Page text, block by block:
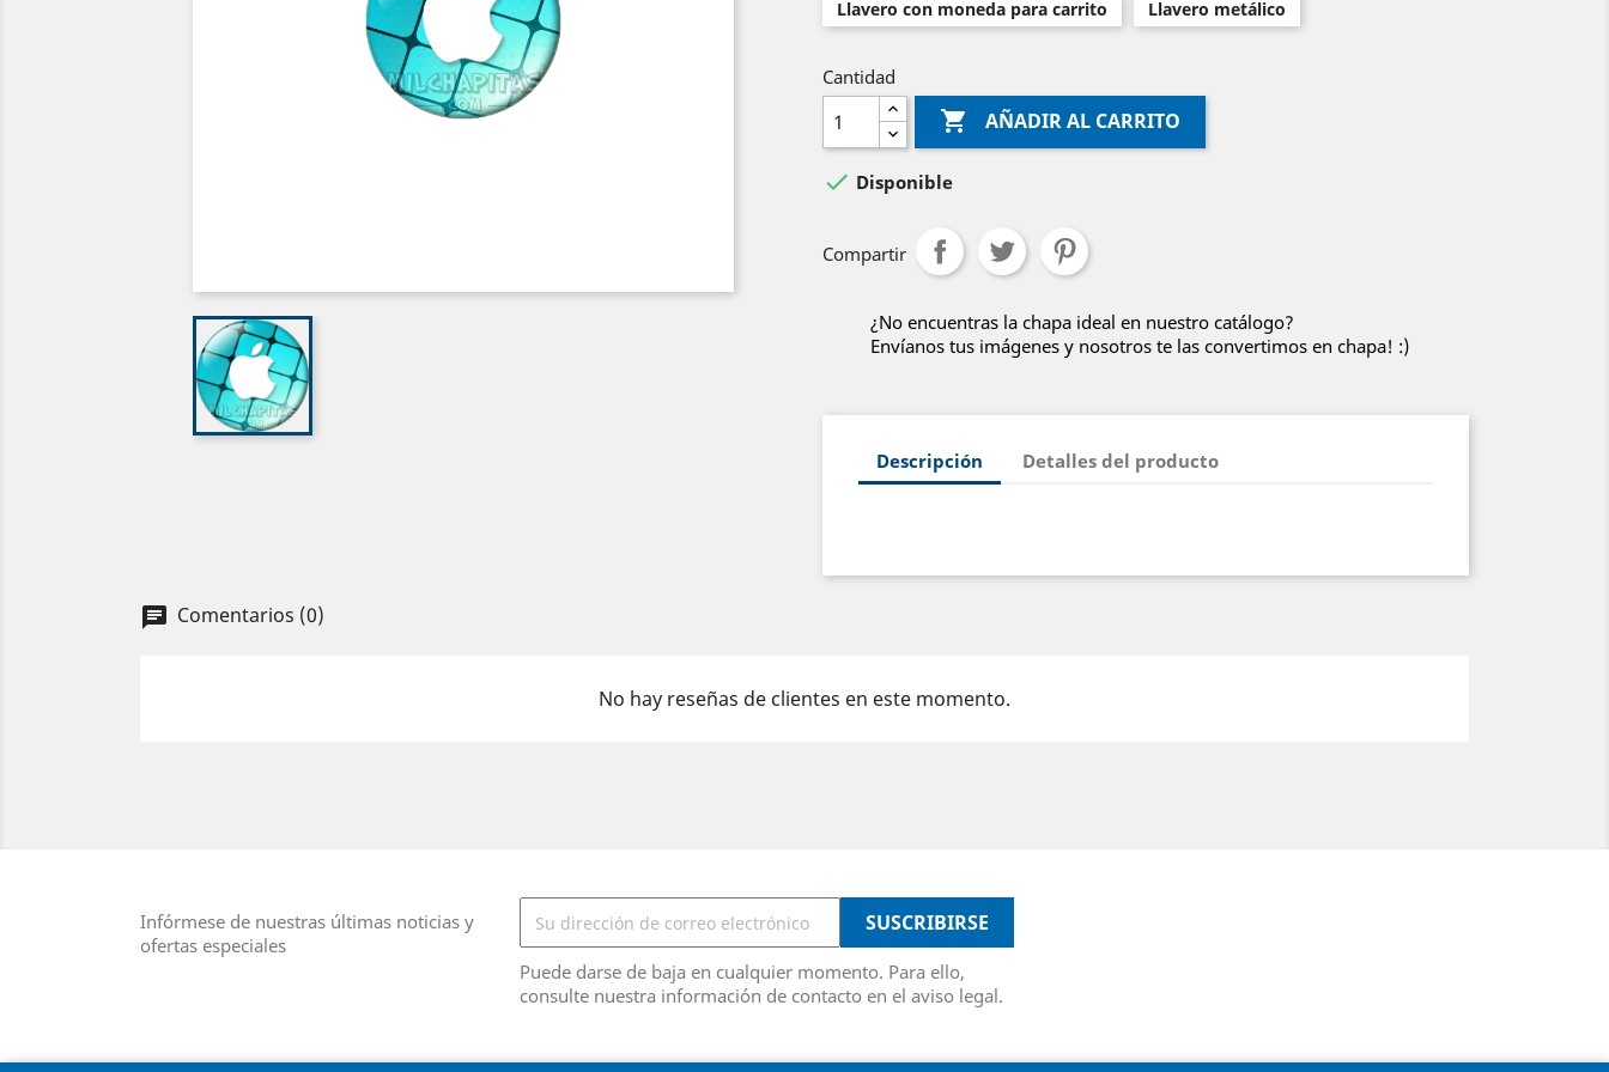
Llavero con moneda para carrito
Llavero metálico
Cantidad
 AÑADIR AL CARRITO
 Disponible
Compartir
¿No encuentras la chapa ideal en nuestro catálogo?
Envíanos tus imágenes y nosotros te las convertimos en chapa! :)
Descripción Detalles del producto
chat Comentarios (0)
No hay reseñas de clientes en este momento.
Infórmese de nuestras últimas noticias y
ofertas especiales
Puede darse de baja en cualquier momento. Para ello,
consulte nuestra información de contacto en el aviso legal.